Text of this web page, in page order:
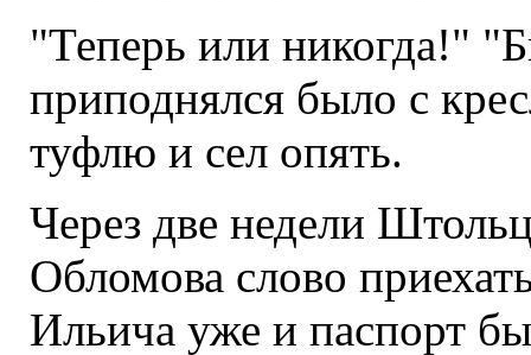
"Теперь или никогда!"
приподнялся было с
туфлю и сел опять.
Через две недели
Обломова слово
Ильича уже и паспорт